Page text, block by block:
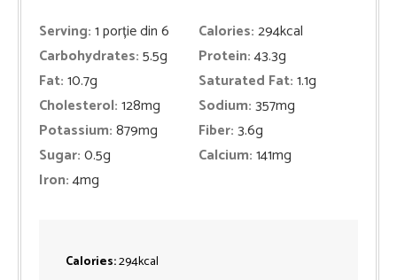
Serving:1porție din 6 Calories:294kcal
Carbohydrates:5.5g Protein:43.3g
Fat:10.7g Saturated Fat:1.1g
Cholesterol:128mg Sodium:357mg
Potassium:879mg Fiber:3.6g
Sugar:0.5g Calcium:141mg
Iron:4mg
Calories:294kcal